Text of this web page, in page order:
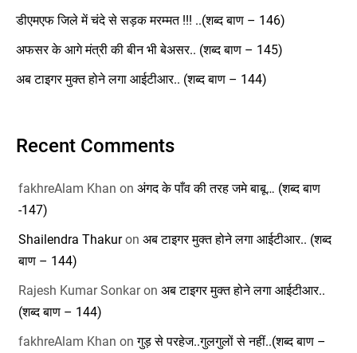
डीएमएफ जिले में चंदे से सड़क मरम्मत !!! ..(शब्द बाण – 146)
अफसर के आगे मंत्री की बीन भी बेअसर.. (शब्द बाण – 145)
अब टाइगर मुक्त होने लगा आईटीआर.. (शब्द बाण – 144)
Recent Comments
fakhreAlam Khan on अंगद के पाँव की तरह जमे बाबू… (शब्द बाण
-147)
Shailendra Thakuron अब टाइगर मुक्त होने लगा आईटीआर.. (शब्द
बाण – 144)
Rajesh Kumar Sonkaron अब टाइगर मुक्त होने लगा आईटीआर..
(शब्द बाण – 144)
fakhreAlam Khan onगुड़ से परहेज..गुलगुलों से नहीं..(शब्द बाण –